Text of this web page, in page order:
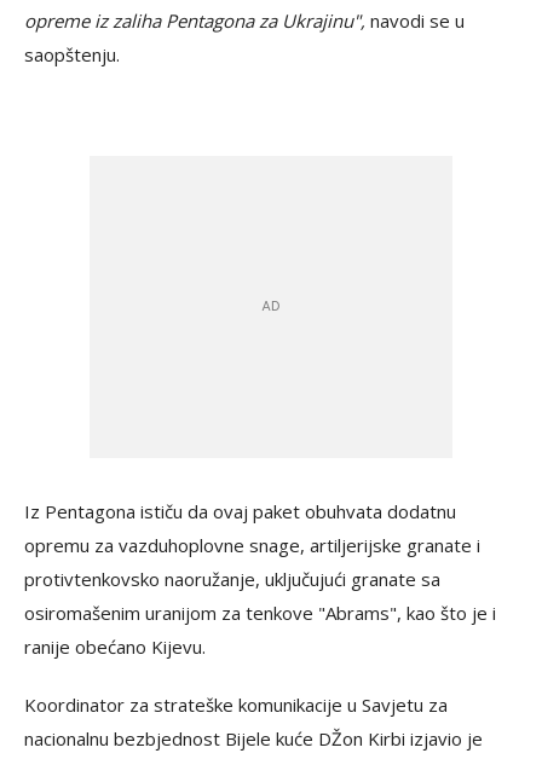
opreme iz zaliha Pentagona za Ukrajinu", navodi se u
saopštenju.
Iz Pentagona ističu da ovaj paket obuhvata dodatnu
opremu za vazduhoplovne snage, artiljerijske granate i
protivtenkovsko naoružanje, uključujući granate sa
osiromašenim uranijom za tenkove "Abrams", kao što je i
ranije obećano Kijevu.
Koordinator za strateške komunikacije u Savjetu za
nacionalnu bezbjednost Bijele kuće DŽon Kirbi izjavio je